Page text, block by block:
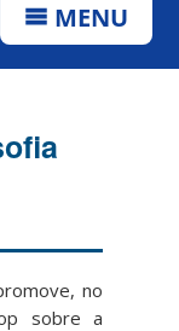
MENU
no
sobre a